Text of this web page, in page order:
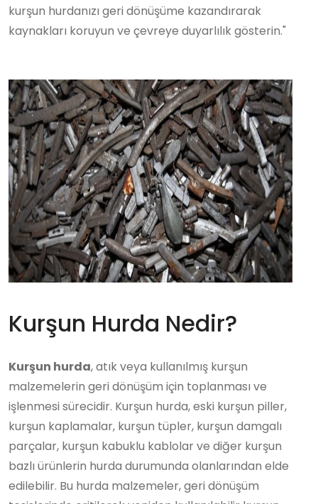
kurşun hurdanızı geri dönüşüme kazandırarak
kaynakları koruyun ve çevreye duyarlılık gösterin."
Kurşun Hurda Nedir?
Kurşun hurda, atık veya kullanılmış kurşun
malzemelerin geri dönüşüm için toplanması ve
işlenmesi sürecidir. Kurşun hurda, eski kurşun piller,
kurşun kaplamalar, kurşun tüpler, kurşun damgalı
parçalar, kurşun kabuklu kablolar ve diğer kurşun
bazlı ürünlerin hurda durumunda olanlarından elde
edilebilir. Bu hurda malzemeler, geri dönüşüm